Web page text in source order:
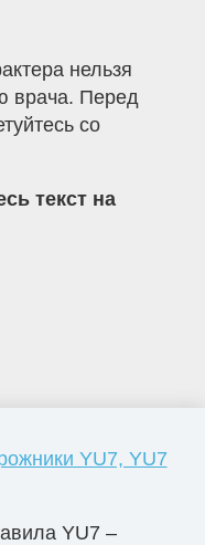
нельзя
врача. Перед
со
текст на
YU7, YU7
YU7 –